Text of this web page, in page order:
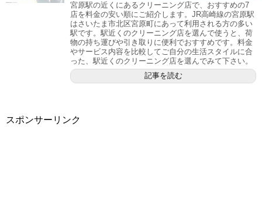
宮原駅の近くにあるクリーニング店で、おすすめの7
店を料金の安い順にご紹介します。JR高崎線の宮原駅
はさいたま市北区宮原町にあって利用される方の多い
駅です。駅近くのクリーニング店を選んで使うと、荷
物の持ち運びや引き取りに便利でおすすめです。料金
やサービス内容を比較してご自分の生活スタイルに合
った、駅近くのクリーニング店を選んでみて下さい。
記事を読む
スポンサーリンク